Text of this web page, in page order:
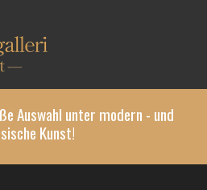
Auswahl unter modern - und
Kunst!